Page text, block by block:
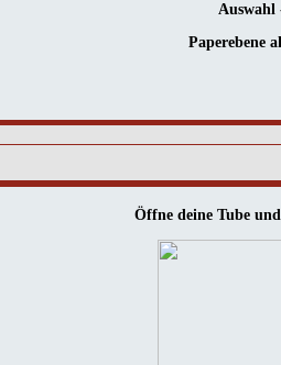
Auswahl
Paperebene
Öffne deine Tube